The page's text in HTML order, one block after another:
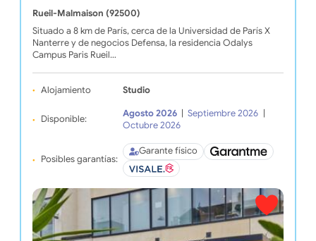
Rueil-Malmaison (92500)
Situado a 8 km de París, cerca de la Universidad de París X
Nanterre y de negocios Defensa, la residencia Odalys
Campus Paris Rueil…
Alojamiento Studio
Disponible:
Agosto 2026 Septiembre 2026
Octubre 2026
Posibles garantías:
Garante físico